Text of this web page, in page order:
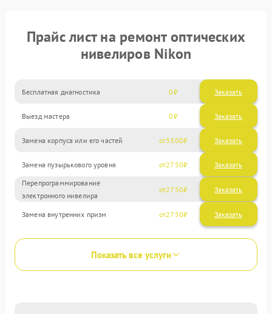
Прайс лист на ремонт оптических
нивелиров Nikon
Бесплатная диагностика 0 Заказать
Выезд мастера 0 Заказать
Замена корпуса или его частей 3300
Замена пузырькового уровня 2750
Перепрограммирование
электронного нивелира
2750
Замена внутренних призм 2750
Показать все услуги